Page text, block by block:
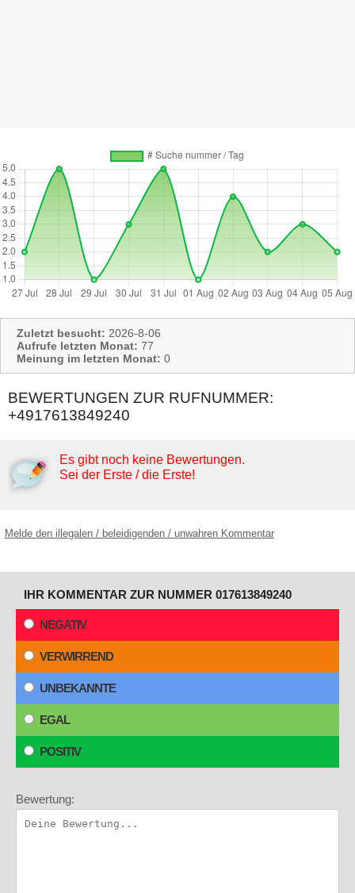
Zuletzt besucht: 2026-8-06
Aufrufe letzten Monat: 77
Meinung im letzten Monat: 0
BEWERTUNGEN ZUR RUFNUMMER:
+4917613849240
Es gibt noch keine Bewertungen.
Sei der Erste / die Erste!
Melde den illegalen / beleidigenden / unwahren Kommentar
IHR KOMMENTAR ZUR NUMMER 017613849240
NEGATIV
VERWIRREND
UNBEKANNTE
EGAL
POSITIV
Bewertung: